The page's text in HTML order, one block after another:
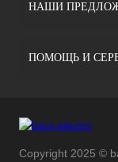
НАШИ
ПОМОЩЬ И
Copyright 2025 ©